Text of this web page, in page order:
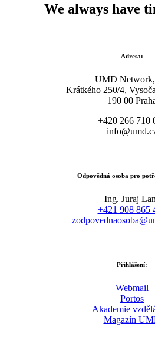
We always have
Adresa:
UMD Network,
Krátkého 250/4,
190 00
+420 266 710
Odpovědná osoba pro
Ing. Juraj
+421 908 865
Přihlášení:
Webmail
Portos
Akademie
Magazín